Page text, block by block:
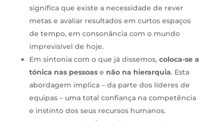
significa que existe a necessidade de rever
metas e avaliar resultados em curtos espaços
de tempo, em consonância com o mundo
imprevisível de hoje.
Em sintonia com o que já dissemos, coloca-se a
tónica nas pessoase não na hierarquia. Esta
abordagem implica – da parte dos líderes de
equipas – uma total confiança na competência
e instinto dos seus recursos humanos.